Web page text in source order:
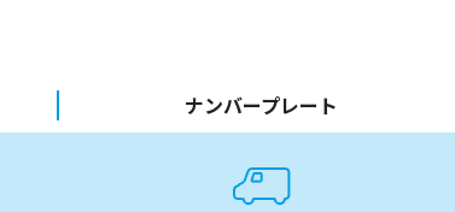
ナンバープレート